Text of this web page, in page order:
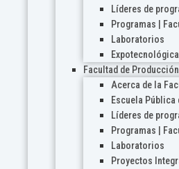
Líderes de
Programas |
Laboratorios
Expotecnológica
Facultad de
Acerca de la
Escuela Pública
Líderes de
Programas |
Laboratorios
Proyectos